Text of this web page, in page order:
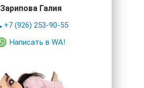
Зарипова Галия
+7 (926) 253-90-55
Написать в WA!